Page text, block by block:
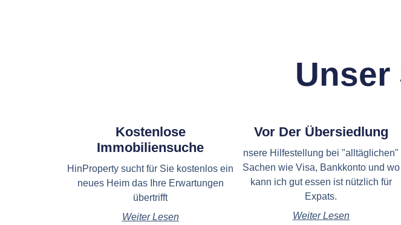
Unser
Kostenlose
Immobiliensuche
HinProperty sucht für Sie kostenlos ein
neues Heim das Ihre Erwartungen
übertrifft
Weiter Lesen
Vor Der Übersiedlung
nsere Hilfestellung bei "alltäglichen"
Sachen wie Visa, Bankkonto und wo
kann ich gut essen ist nützlich für
Expats.
Weiter Lesen